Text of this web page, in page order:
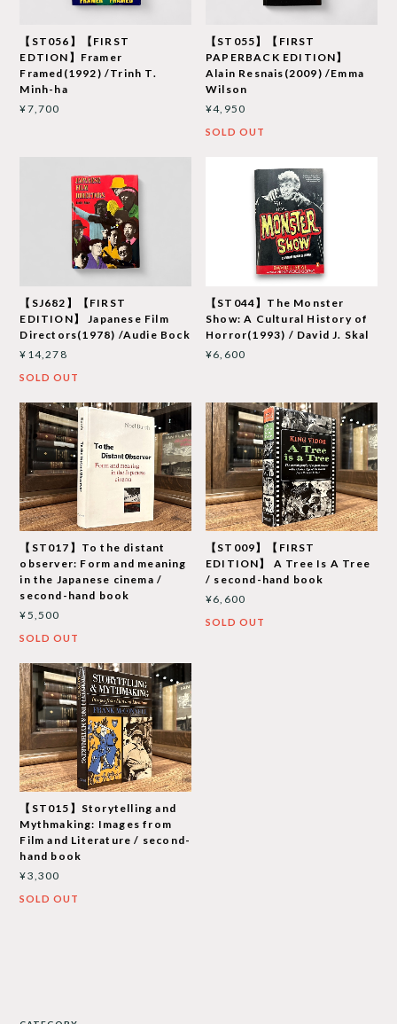
【ST056】【FIRST
EDTION】Framer
Framed(1992) /Trinh T.
Minh-ha
¥7,700
【ST055】【FIRST
PAPERBACK EDITION】
Alain Resnais(2009) /Emma
Wilson
¥4,950
SOLD OUT
【SJ682】【FIRST
EDITION】 Japanese Film
Directors(1978) /Audie Bock
¥14,278
SOLD OUT
【ST044】The Monster
Show: A Cultural History of
Horror(1993) / David J. Skal
¥6,600
【ST017】To the distant
observer: Form and meaning
in the Japanese cinema /
second-hand book
¥5,500
SOLD OUT
【ST009】【FIRST
EDITION】 A Tree Is A Tree
/ second-hand book
¥6,600
SOLD OUT
【ST015】Storytelling and
Mythmaking: Images from
Film and Literature / second-
hand book
¥3,300
SOLD OUT